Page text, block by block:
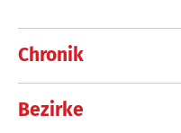
Chronik
Bezirke